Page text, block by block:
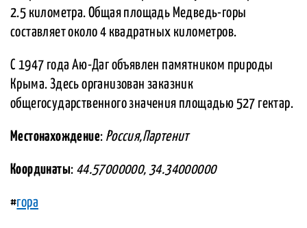
2.5 километра. Общая площадь Медведь-горы
составляет около 4 квадратных километров.
С 1947 года Аю-Даг объявлен памятником природы
Крыма. Здесь организован заказник
общегосударственного значения площадью 527 гектар.
Местонахождение: Россия,Партенит
Координаты: 44.57000000, 34.34000000
#гора